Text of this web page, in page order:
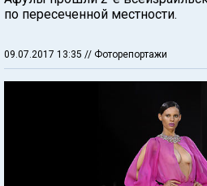
по пересеченной местности.
09.07.2017 13:35 // Фоторепортажи